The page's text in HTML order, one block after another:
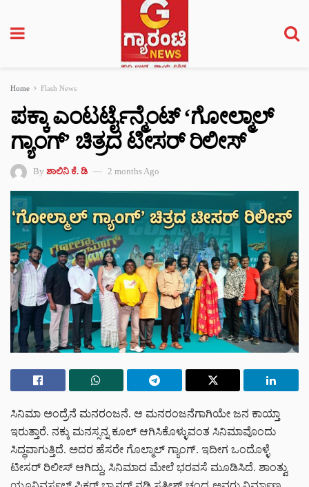
Home Flash News
ಪಕ್ಕಾ ಎಂಟರ್ಟೈನ್ಮೆಂಟ್ ‘ಗೋಲ್ಮಾಲ್
ಗ್ಯಾಂಗ್’ ಚಿತ್ರದ ಟೀಸರ್ ರಿಲೀಸ್
By ಶಾಲಿನಿ ಕೆ. ಡಿ 2 months Ago
ಸಿನಿಮಾ ಅಂದ್ರೆನೆ ಮನರಂಜನೆ. ಆ ಮನರಂಜನೆಗಾಗಿಯೇ ಜನ ಕಾಯ್ತಾ
ಇರುತ್ತಾರೆ. ನಕ್ಕು ಮನಸ್ಸನ್ನ ಕೂಲ್ ಆಗಿಸಿಕೊಳ್ಳುವಂತ ಸಿನಿಮಾವೊಂದು
ಸಿದ್ಧವಾಗುತ್ತಿದೆ. ಅದರ ಹೆಸರೇ ಗೊಲ್ಮಾಲ್ ಗ್ಯಾಂಗ್. ಇದೀಗ ಒಂದೊಳ್ಳೆ
ಟೀಸರ್ ರಿಲೀಸ್ ಆಗಿದ್ದು, ಸಿನಿಮಾದ ಮೇಲೆ ಭರವಸೆ ಮೂಡಿಸಿದೆ. ಶಾಂತ್ವು